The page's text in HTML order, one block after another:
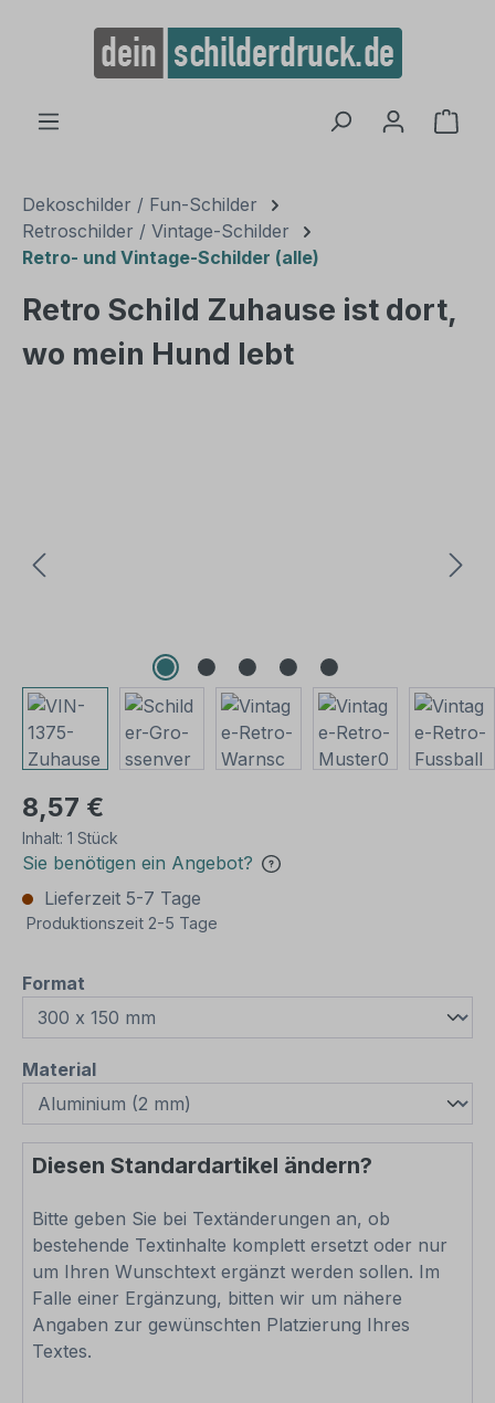
springen
Dekoschilder / Fun-Schilder
Retroschilder / Vintage-Schilder
Retro- und Vintage-Schilder (alle)
Retro Schild Zuhause ist dort,
wo mein Hund lebt
8,57 €
Inhalt: 1 Stück
Sie benötigen ein Angebot?
Lieferzeit 5-7 Tage
Produktionszeit 2-5 Tage
Format
Materialauswählen
Diesen Standardartikel ändern?
Bitte geben Sie bei Textänderungen an, ob
bestehende Textinhalte komplett ersetzt oder nur
um Ihren Wunschtext ergänzt werden sollen. Im
Falle einer Ergänzung, bitten wir um nähere
Angaben zur gewünschten Platzierung Ihres
Textes.